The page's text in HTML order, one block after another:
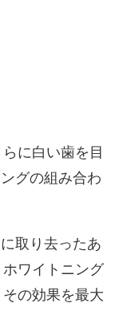
に白い歯を目
グの組み合わ
取り去ったあ
ワイトニング
の効果を最大